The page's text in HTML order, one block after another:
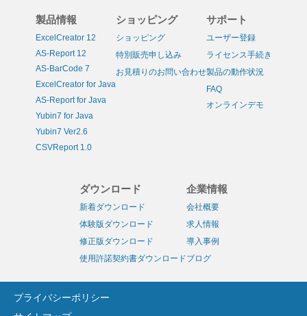
製品情報
ExcelCreator 12
AS-Report 12
AS-BarCode 7
ExcelCreator for Java
AS-Report for Java
Yubin7 for Java
Yubin7 Ver2.6
CSVReport 1.0
ショッピング
ショッピング
特別販売申し込み
お見積りのお問い合わせ
サポート
ユーザー登録
ライセンス手続き
製品の動作状況
FAQ
オンラインデモ
ダウンロード
新着ダウンロード
体験版ダウンロード
修正版ダウンロード
使用許諾契約書ダウンロード
企業情報
会社概要
求人情報
導入事例
ブログ
プライバシーポリシー